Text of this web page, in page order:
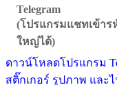
Telegram
(โปรแกรมแชทเข้า
ใหญ่ได้)
ดาวน์โหลดโปรแกรม
สติ๊กเกอร์ รูปภาพ และ